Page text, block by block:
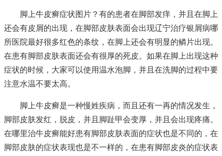
脚上牛皮癣症状图片？有的患者在脚部发痒，并且在脚上
还会有皮屑的出现，在脚部皮肤表面会出现辽宁治疗银屑病哪
所医院最好很多红色的条纹，在脚上还会有明显的鳞片出现。
在患有脚部皮肤表面还会有很厚的死皮。如果在脚上出现这种
症状的时候，大家可以使用温水泡脚，并且在洗脚的过程中要
注意水温不要太高。
脚上牛皮癣是一种慢姓疾病，而且还有一再的情况发生，
脚部皮肤发红，脱皮，并且脚趾甲会变厚，并且会出现疼痛。
在哪里治牛皮癣能好患有脚部皮肤表面的症状也是不同的，在
脚部皮肤的症状表现也是不一样的，在患有脚部皮炎的症状表